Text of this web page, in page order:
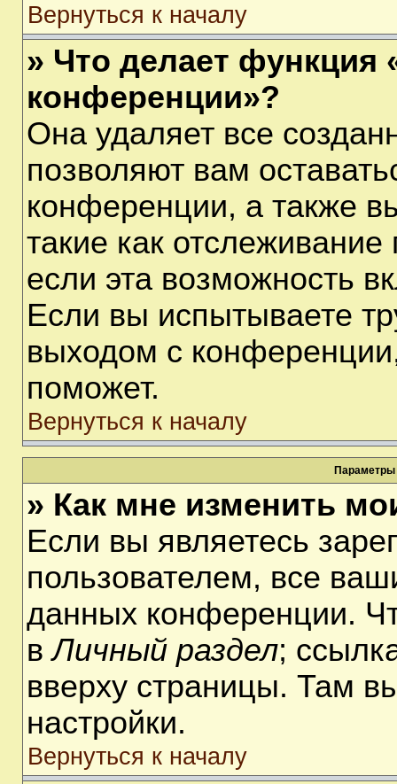
Вернуться к началу
» Что делает функция
конференции»?
Она удаляет все
позволяют вам
конференции, а также
такие как
если эта возможность
Если вы испытываете
выходом с
поможет.
Вернуться к началу
Параметры
» Как мне изменить
Если вы являетесь
пользователем, все
данных конференции.
вЛичный раздел;
вверху страницы. Там
настройки.
Вернуться к началу